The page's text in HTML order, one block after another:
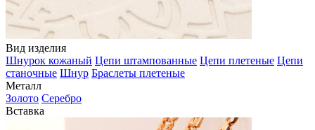
Вид изделия
Шнурок кожаный Цепи штампованные Цепи плетеные Цепи
станочные Шнур Браслеты плетеные
Металл
Золото Серебро
Вставка